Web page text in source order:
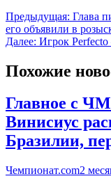
Предыдущая: Глава
его объявили в
Далее: Игрок
Похожие
Главное с
Винисиус
Бразилии,
Чемпионат.com2